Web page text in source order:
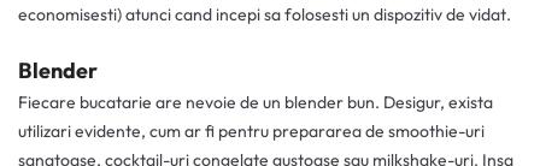
economisesti) atunci cand incepi sa folosesti un dispozitiv de vidat.
Blender
Fiecare bucatarie are nevoie de un blender bun. Desigur, exista
utilizari evidente, cum ar fi pentru prepararea de smoothie-uri
sanatoase, cocktail-uri congelate gustoase sau milkshake-uri. Insa